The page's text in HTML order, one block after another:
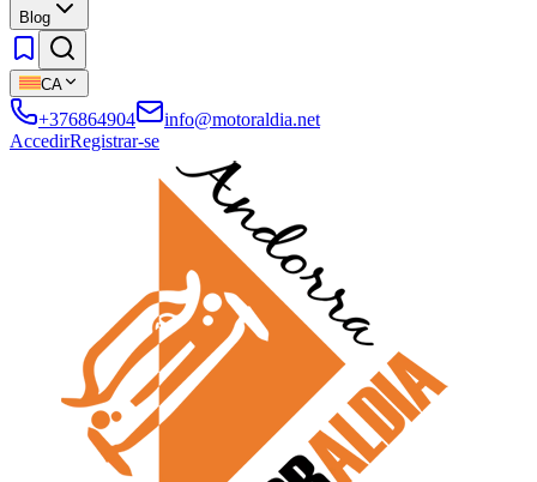
Blog
CA
+376864904
info@motoraldia.net
AccedirRegistrar-se